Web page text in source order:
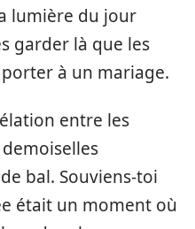
lumière du jour
garder là que les
à un mariage.
entre les
bal. Souviens-toi
était un moment où